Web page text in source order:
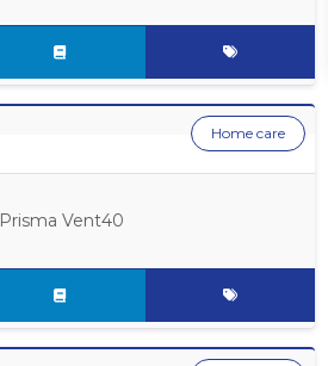
Prisma Vent40
Home care